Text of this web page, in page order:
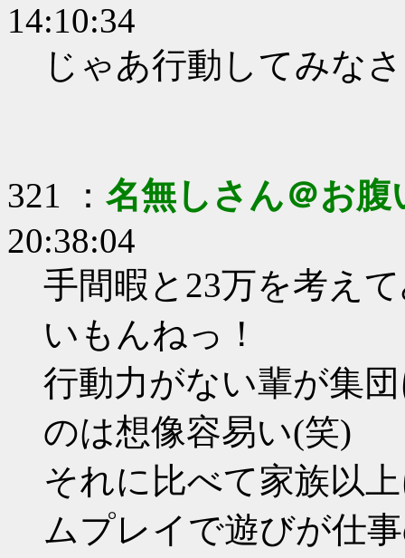
14:10:34
じゃあ行動してみな
321 ： 名無しさん＠お腹
20:38:04
手間暇と23万を考え
いもんねっ！
行動力がない輩が集
のは想像容易い(笑)
それに比べて家族以
ムプレイで遊びが仕